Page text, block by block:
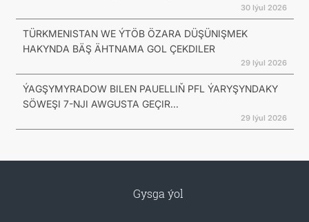
30 Iýul 2026
TÜRKMENISTAN WE ÝTÖB ÖZARA DÜŞÜNIŞMEK
HAKYNDA BÄŞ ÄHTNAMA GOL ÇEKDILER
29 Iýul 2026
ÝAGŞYMYRADOW BILEN PAUELLIŇ PFL ÝARYŞYNDAKY
SÖWEŞI 7-NJI AWGUSTA GEÇIR...
29 Iýul 2026
Gysga ýol